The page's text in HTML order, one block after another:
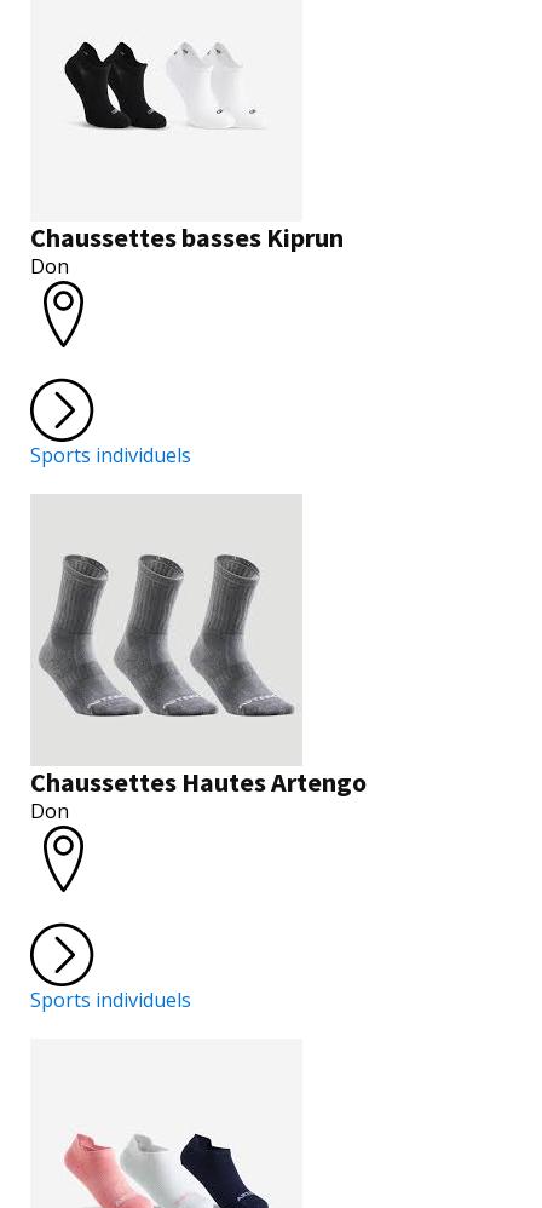
Chaussettes basses Kiprun
Don
Sports individuels
Chaussettes Hautes Artengo
Don
Sports individuels